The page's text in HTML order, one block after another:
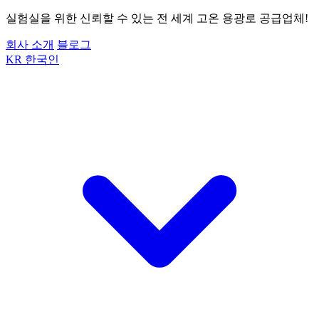
실험실을 위한 신뢰할 수 있는 전 세계 고온 용광로 공급업체!
회사 소개 블로그
KR 한국인